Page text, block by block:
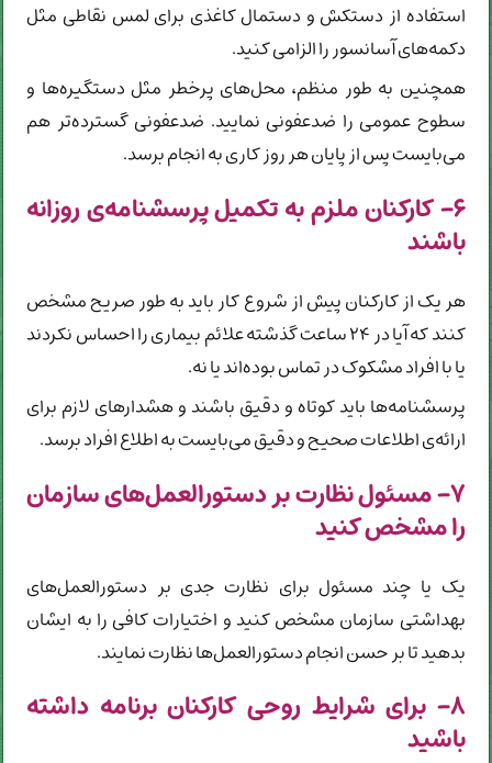
استفاده از دستکش و دستمال کاغذی برای لمس نقاطی مثل
دکمه‌های آسانسور را الزامی کنید.
همچنین به طور منظم، محل‌های پرخطر مثل دستگیره‌ها و
سطوح عمومی را ضدعفونی نمایید. ضدعفونی گسترده‌تر هم
می‌بایست پس از پایان هر روز کاری به انجام برسد.
۶- کارکنان ملزم به تکمیل پرسشنامه‌ی روزانه
باشند
هر یک از کارکنان پیش از شروع کار باید به طور صریح مشخص
کنند که آیا در ۲۴ ساعت گذشته علائم بیماری را احساس نکردند
یا با افراد مشکوک در تماس بوده‌اند یا نه.
پرسشنامه‌ها باید کوتاه و دقیق باشند و هشدارهای لازم برای
ارائه‌ی اطلاعات صحیح و دقیق می‌بایست به اطلاع افراد برسد.
۷- مسئول نظارت بر دستورالعمل‌های سازمان
را مشخص کنید
یک یا چند مسئول برای نظارت جدی بر دستورالعمل‌های
بهداشتی سازمان مشخص کنید و اختیارات کافی را به ایشان
بدهید تا بر حسن انجام دستورالعمل‌ها نظارت نمایند.
۸- برای شرایط روحی کارکنان برنامه داشته
باشید